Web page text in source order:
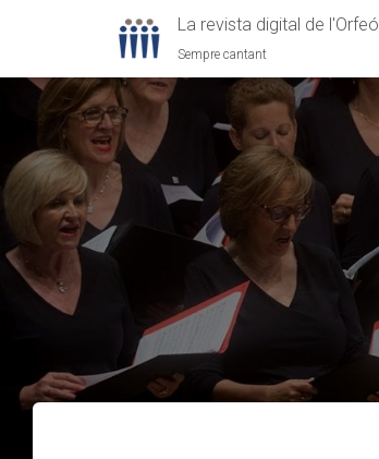
La revista digital de l'Orfeó
Sempre cantant